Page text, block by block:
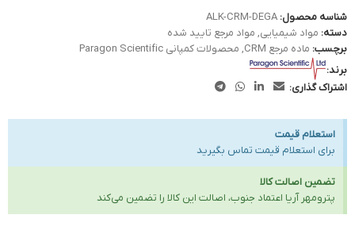
شناسه محصول: ALK-CRM-DEGA
دسته: مواد شیمیایی, مواد مرجع تایید شده
برچسب: ماده مرجع CRM , محصولات کمپانی Paragon Scientific
برند:
اشتراک گذاری:
استعلام قیمت
برای استعلام قیمت تماس بگیرید
تضمین اصالت کالا
پترومهر آریا اعتماد جنوب، اصالت این کالا را تضمین می‌کند